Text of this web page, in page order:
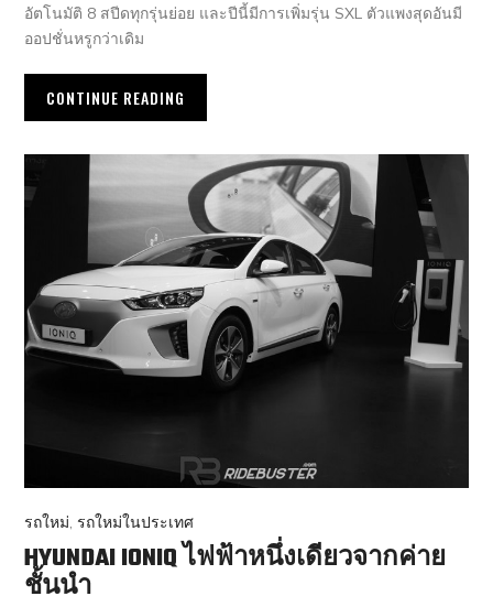
อัตโนมัติ 8 สปีดทุกรุ่นย่อย และปีนี้มีการเพิ่มรุ่น SXL ตัวแพงสุดอันมี
ออปชั่นหรูกว่าเดิม
CONTINUE READING
รถใหม่ ,รถใหม่ในประเทศ
HYUNDAI IONIQ ไฟฟ้าหนึ่งเดียวจากค่าย
ชั้นนำ